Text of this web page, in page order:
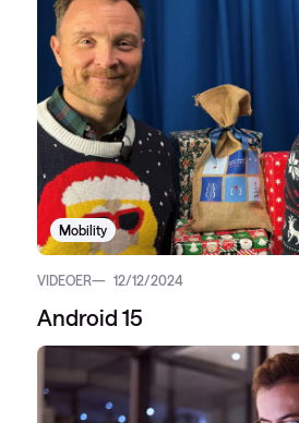
Mobility
VIDEOER 12/12/2024
Android 15